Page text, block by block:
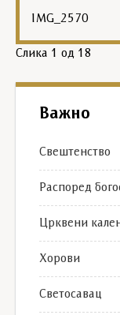
IMG_2570
Слика 1 од 18
Важно
Свештенство
Распоред
Црквени
Хорови
Светосавац